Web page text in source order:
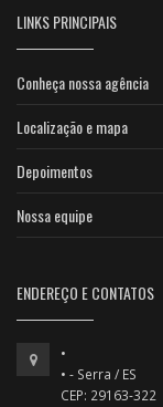
LINKS PRINCIPAIS
Conheça nossa agência
Localização e mapa
Depoimentos
Nossa equipe
ENDEREÇO E CONTATOS
•
• - Serra / ES
CEP: 29163-322